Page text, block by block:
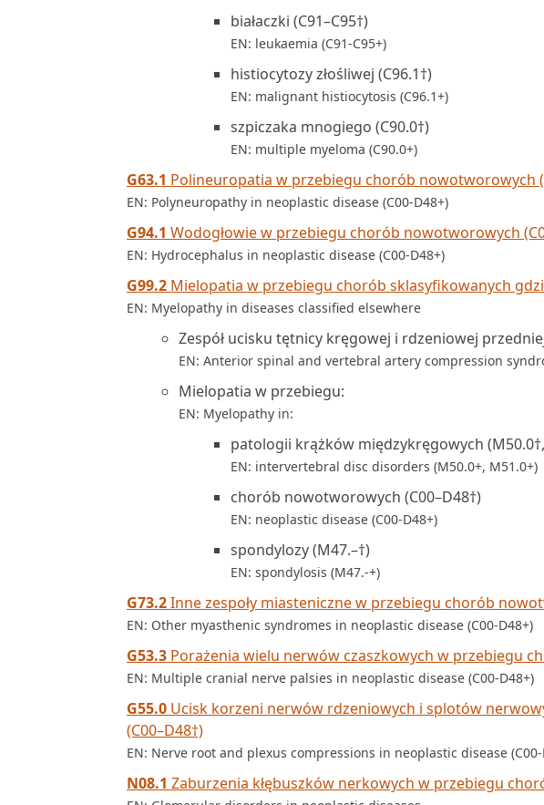
białaczki (C91–C95†)
EN: leukaemia (C91-C95+)
histiocytozy złośliwej (C96.1†)
EN: malignant histiocytosis (C96.1+)
szpiczaka mnogiego (C90.0†)
EN: multiple myeloma (C90.0+)
G63.1 Polineuropatia w przebiegu chorób nowotworowych
EN: Polyneuropathy in neoplastic disease (C00-D48+)
G94.1 Wodogłowie w przebiegu chorób nowotworowych
EN: Hydrocephalus in neoplastic disease (C00-D48+)
G99.2 Mielopatia w przebiegu chorób sklasyfikowanych
EN: Myelopathy in diseases classified elsewhere
Zespół ucisku tętnicy kręgowej i rdzeniowej
EN: Anterior spinal and vertebral artery compression
Mielopatia w przebiegu:
EN: Myelopathy in:
patologii krążków międzykręgowych
EN: intervertebral disc disorders (M50.0+, M51.0+)
chorób nowotworowych (C00–D48†)
EN: neoplastic disease (C00-D48+)
spondylozy (M47.–†)
EN: spondylosis (M47.-+)
G73.2Inne zespoły miasteniczne w przebiegu chorób
EN: Other myasthenic syndromes in neoplastic disease (C00-D48+)
G53.3 Porażenia wielu nerwów czaszkowych w przebiegu
EN: Multiple cranial nerve palsies in neoplastic disease (C00-D48+)
G55.0 Ucisk korzeni nerwów rdzeniowych i splotów
(C00–D48†)
EN: Nerve root and plexus compressions in neoplastic disease (C00-
N08.1 Zaburzenia kłębuszków nerkowych w przebiegu